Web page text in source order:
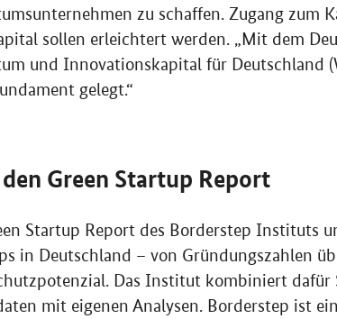
zu schaffen. Zugang zum
sollen erleichtert werden. „Mit dem
und Innovationskapital für Deutschland
gelegt.“
Green Startup Report
Startup Report des Borderstep Instituts
in Deutschland – von Gründungszahlen
Das Institut kombiniert
mit eigenen Analysen. Borderstep ist